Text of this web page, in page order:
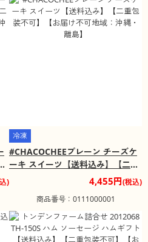
)
冷凍
#CHACOCHEEプレーン チーズケ
ーキ スイーツ【送料込み】【二重
包装不可】【お届け不可地域：沖
4,455円(税込)
商品番号：0111000001